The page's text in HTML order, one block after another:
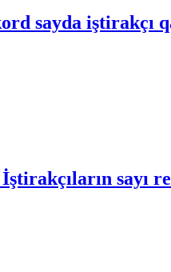
sayda iştirakçı
sayı